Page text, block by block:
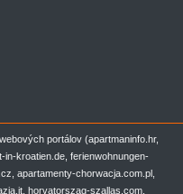
portálov (apartmaninfo.hr,
kroatien.de, ferienwohnungen-
apartamenty-chorwacja.com.pl,
horvatorszag-szallas.com,